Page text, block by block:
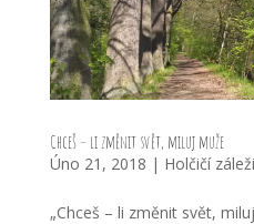
Chceš – li změnit svět, miluj muže
Úno 21, 2018 | Holčičí
„Chceš – li změnit svět,